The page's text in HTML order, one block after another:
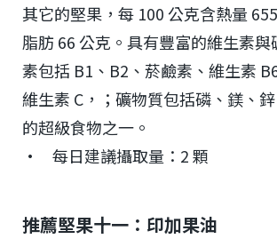
其它的堅果，每 100 公克含熱量
脂肪 66 公克。具有豐富的維生素與
素包括 B1、B2、菸鹼素、維生素
維生素 C，；礦物質包括磷、鎂、
的超級食物之一。
• 每日建議攝取量：2 顆
推薦堅果十一：印加果油